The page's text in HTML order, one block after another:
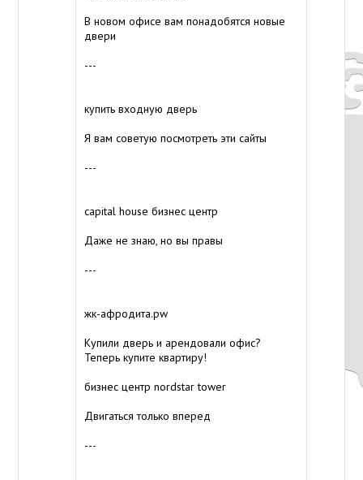
В новом офисе вам понадобятся новые
двери
---
купить входную дверь
Я вам советую посмотреть эти сайты
---
capital house бизнес центр
Даже не знаю, но вы правы
---
жк-афродита.pw
Купили дверь и арендовали офис?
Теперь купите квартиру!
бизнес центр nordstar tower
Двигаться только вперед
---